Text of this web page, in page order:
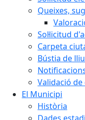
Queixes,
Sol·licitud
Carpeta
Bústia de
Validació
El Municipi
Història